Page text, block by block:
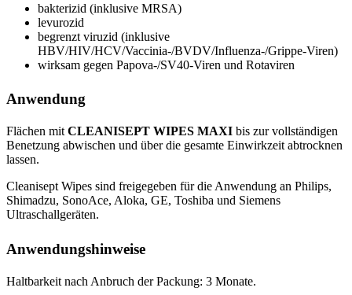
bakterizid (inklusive MRSA)
levurozid
begrenzt viruzid (inklusive
HBV/HIV/HCV/Vaccinia-/BVDV/Influenza-/Grippe-Viren)
wirksam gegen Papova-/SV40-Viren und Rotaviren
Anwendung
Flächen mit CLEANISEPT WIPES MAXI bis zur vollständigen
Benetzung abwischen und über die gesamte Einwirkzeit abtrocknen
lassen.
Cleanisept Wipes sind freigegeben für die Anwendung an Philips,
Shimadzu, SonoAce, Aloka, GE, Toshiba und Siemens
Ultraschallgeräten.
Anwendungshinweise
Haltbarkeit nach Anbruch der Packung: 3 Monate.